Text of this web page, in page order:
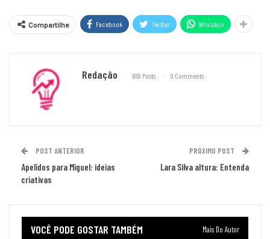
Compartilhe Facebook Twitter WhatsApp
Redação 659 Posts 0 Comments
POST ANTERIOR
Apelidos para Miguel: ideias
criativas
PRÓXIMO POST
Lara Silva altura: Entenda
VOCÊ PODE GOSTAR TAMBÉM Mais Do Autor